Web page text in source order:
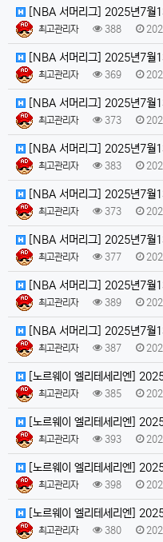
[NBA 서머리그] 2025년7월
최고관리자 388
[NBA 서머리그] 2025년7월
최고관리자 369
[NBA 서머리그] 2025년7월
최고관리자 373
[NBA 서머리그] 2025년7월
최고관리자 383
[NBA 서머리그] 2025년7월
최고관리자 373
[NBA 서머리그] 2025년7월
최고관리자 377
[NBA 서머리그] 2025년7월
최고관리자 389
[NBA 서머리그] 2025년7월
최고관리자 387
[노르웨이 엘리테세리엔]
최고관리자 385
[노르웨이 엘리테세리엔]
최고관리자 393
[노르웨이 엘리테세리엔]
최고관리자 398
[노르웨이 엘리테세리엔]
최고관리자 380